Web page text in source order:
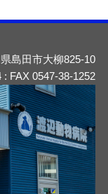
島田市大柳825-10
: FAX 0547-38-1252